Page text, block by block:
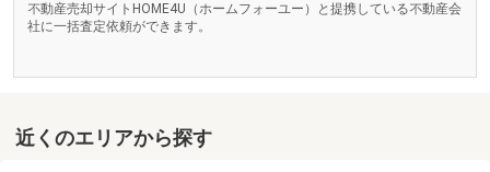
不動産売却サイトHOME4U（ホームフォーユー）と提携している不動産会
社に一括査定依頼ができます。
近くのエリアから探す